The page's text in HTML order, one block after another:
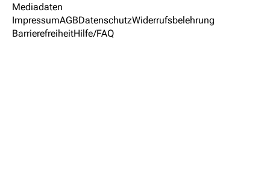
Mediadaten
ImpressumAGBDatenschutzWiderrufsbelehrung
BarrierefreiheitHilfe/FAQ